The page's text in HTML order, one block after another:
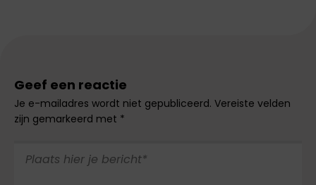
Geef een reactie
Je e-mailadres wordt niet gepubliceerd. Vereiste velden
zijn gemarkeerd met *